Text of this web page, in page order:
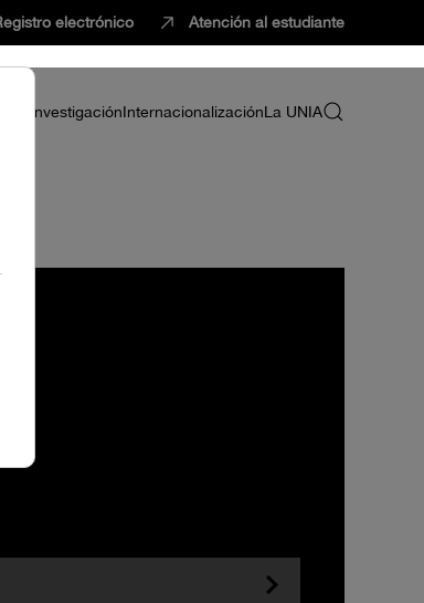
electrónico Atención al estudiante
InvestigaciónInternacionalizaciónLa UNIA